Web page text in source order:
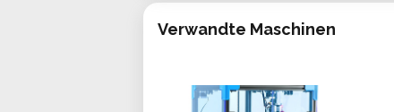
Verwandte Maschinen